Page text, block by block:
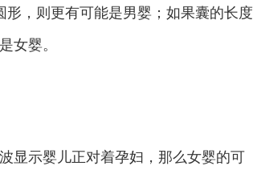
，则更有可能是男婴；如果囊的长度
女婴。
显示婴儿正对着孕妇，那么女婴的可